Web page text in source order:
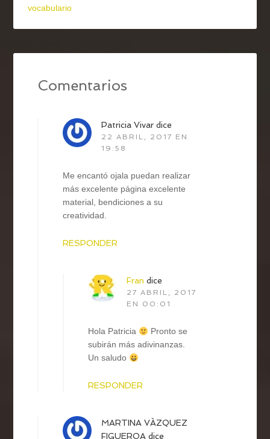
vocabulario
Comentarios
Patricia Vivar dice
22 ABRIL, 2017 EN
19:58
Me encantó ojala puedan realizar
más excelente página excelente
material, bendiciones a su
creatividad.
RESPONDER
Fran dice
27 ABRIL, 2017
EN 00:01
Hola Patricia
Pronto se
subirán más adivinanzas.
Un saludo
RESPONDER
MARTINA VÀZQUEZ
FIGUEROA dice